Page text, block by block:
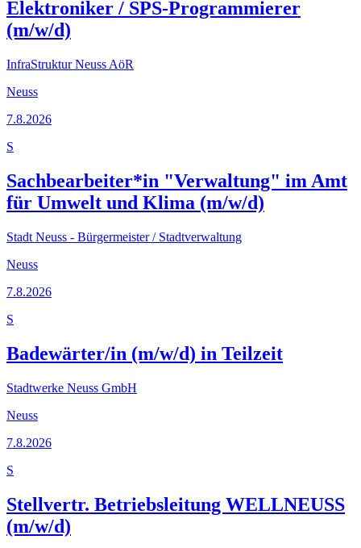
Elektroniker / SPS-Programmierer
(m/w/d)
InfraStruktur Neuss AöR
Neuss
7.8.2026
S
Sachbearbeiter*in "Verwaltung" im Amt
für Umwelt und Klima (m/w/d)
Stadt Neuss - Bürgermeister / Stadtverwaltung
Neuss
7.8.2026
S
Badewärter/in (m/w/d) in Teilzeit
Stadtwerke Neuss GmbH
Neuss
7.8.2026
S
Stellvertr. Betriebsleitung WELLNEUSS
(m/w/d)